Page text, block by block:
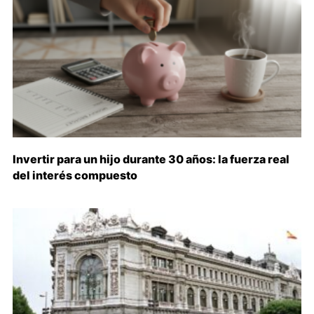
Invertir para un hijo durante 30 años: la fuerza real
del interés compuesto